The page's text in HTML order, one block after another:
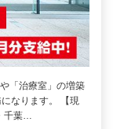
「治療室」の増築
なります。 【現
千葉…